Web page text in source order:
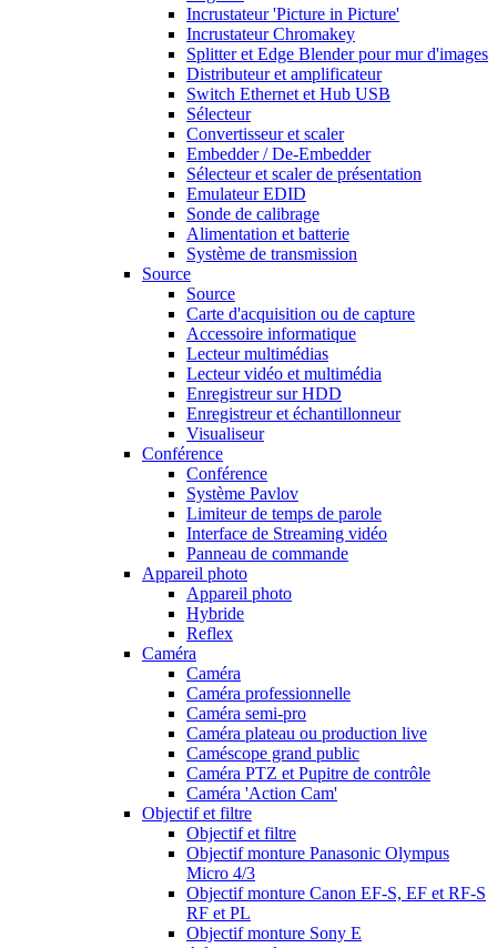
Incrustateur 'Picture in Picture'
Incrustateur Chromakey
Splitter et Edge Blender pour mur d'images
Distributeur et amplificateur
Switch Ethernet et Hub USB
Sélecteur
Convertisseur et scaler
Embedder / De-Embedder
Sélecteur et scaler de présentation
Emulateur EDID
Sonde de calibrage
Alimentation et batterie
Système de transmission
Source
Source
Carte d'acquisition ou de capture
Accessoire informatique
Lecteur multimédias
Lecteur vidéo et multimédia
Enregistreur sur HDD
Enregistreur et échantillonneur
Visualiseur
Conférence
Conférence
Système Pavlov
Limiteur de temps de parole
Interface de Streaming vidéo
Panneau de commande
Appareil photo
Appareil photo
Hybride
Reflex
Caméra
Caméra
Caméra professionnelle
Caméra semi-pro
Caméra plateau ou production live
Caméscope grand public
Caméra PTZ et Pupitre de contrôle
Caméra 'Action Cam'
Objectif et filtre
Objectif et filtre
Objectif monture Panasonic Olympus
Micro 4/3
Objectif monture Canon EF-S, EF et RF-S
RF et PL
Objectif monture Sony E